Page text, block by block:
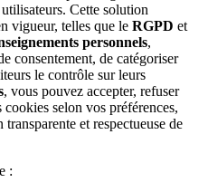
Cette solution
vigueur, telles que le RGPD et
personnels,
consentement, de catégoriser
le contrôle sur leurs
, vous pouvez accepter, refuser
selon vos préférences,
et respectueuse de
: